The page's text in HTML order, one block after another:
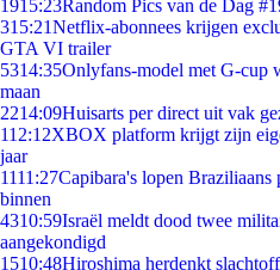
1915:23Random Pics van de Dag
315:21Netflix-abonnees krijgen
GTA VI trailer
5314:35Onlyfans-model met G-cup
maan
2214:09Huisarts per direct uit vak
112:12XBOX platform krijgt zijn
jaar
1111:27Capibara's lopen
binnen
4310:59Israël meldt dood twee
aangekondigd
1510:48Hiroshima herdenkt